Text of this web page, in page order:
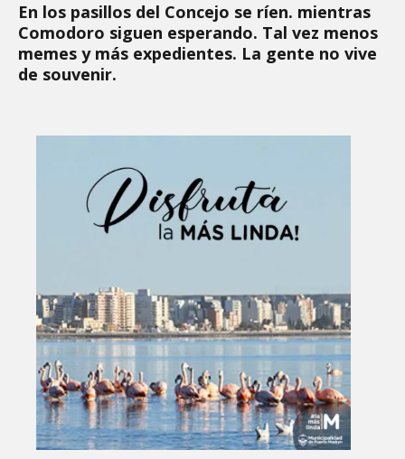
En los pasillos del Concejo se ríen. mientras
Comodoro siguen esperando. Tal vez menos
memes y más expedientes. La gente no vive
de souvenir.